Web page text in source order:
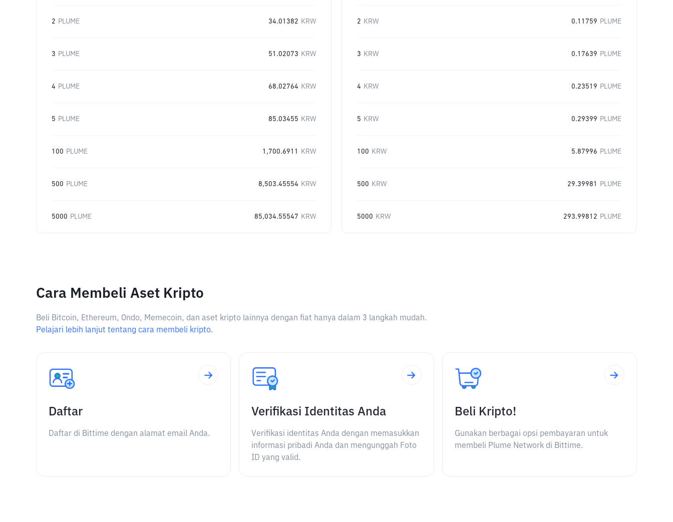
2 PLUME 34.01382 KRW
3 PLUME 51.02073 KRW
4 PLUME 68.02764 KRW
5 PLUME 85.03455 KRW
100 PLUME 1,700.6911 KRW
500 PLUME 8,503.45554 KRW
5000 PLUME 85,034.55547 KRW
2 KRW 0.11759 PLUME
3 KRW 0.17639 PLUME
4 KRW 0.23519 PLUME
5 KRW 0.29399 PLUME
100 KRW 5.87996 PLUME
500 KRW 29.39981 PLUME
5000 KRW 293.99812 PLUME
Cara Membeli Aset Kripto
Beli Bitcoin, Ethereum, Ondo, Memecoin, dan aset kripto lainnya dengan fiat hanya dalam 3 langkah mudah.
Pelajari lebih lanjut tentang cara membeli kripto.
Daftar
Daftar di Bittime dengan alamat email Anda.
Verifikasi Identitas Anda
Verifikasi identitas Anda dengan memasukkan
informasi pribadi Anda dan mengunggah Foto
ID yang valid.
Beli Kripto!
Gunakan berbagai opsi pembayaran untuk
membeli Plume Network di Bittime.